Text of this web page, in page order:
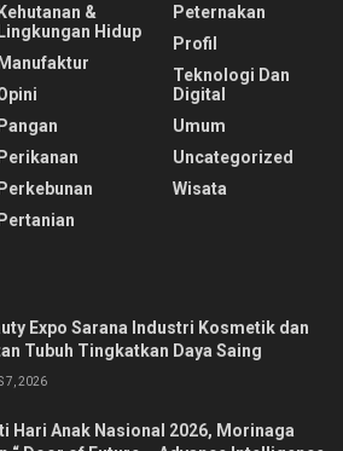
Kehutanan &
Lingkungan Hidup
Manufaktur
Pangan
Perikanan
Perkebunan
Pertanian
Peternakan
Profil
Teknologi Dan
Digital
Umum
Uncategorized
Wisata
Expo Sarana Industri Kosmetik dan
Tubuh Tingkatkan Daya Saing
7, 2026
Hari Anak Nasional 2026, Morinaga